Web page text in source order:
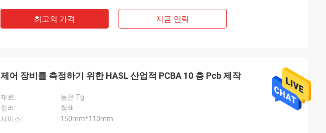
최고의 가격 지금 연락
제어 장비를 측정하기 위한 HASL 산업적 PCBA 10 층 Pcb 제작
재료:
높은 Tg
컬러:
청색
사이즈:
150mm*110mm